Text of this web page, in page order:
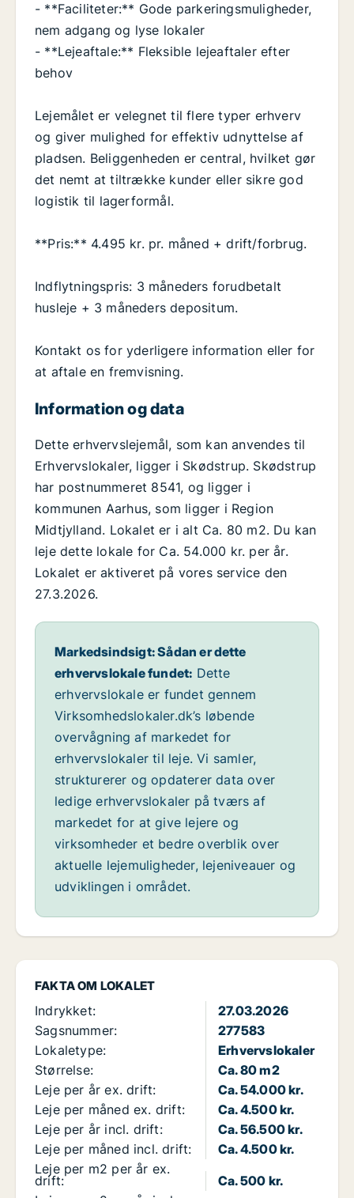
FAKTA OM LOKALET
Indrykket:
27.03.2026
Sagsnummer:
277583
Lokaletype:
Erhvervslokaler
Størrelse:
Ca. 80 m2
Leje per år ex. drift:
Ca. 54.000 kr.
Leje per måned ex. drift:
Ca. 4.500 kr.
Leje per år incl. drift:
Ca. 56.500 kr.
Leje per måned incl. drift:
Ca. 4.500 kr.
Leje per m2 per år ex.
drift:
Ca. 500 kr.
- **Faciliteter:** Gode parkeringsmuligheder,
nem adgang og lyse lokaler
- **Lejeaftale:** Fleksible lejeaftaler efter
behov
Lejemålet er velegnet til flere typer erhverv
og giver mulighed for effektiv udnyttelse af
pladsen. Beliggenheden er central, hvilket gør
det nemt at tiltrække kunder eller sikre god
logistik til lagerformål.
**Pris:** 4.495 kr. pr. måned + drift/forbrug.
Indflytningspris: 3 måneders forudbetalt
husleje + 3 måneders depositum.
Kontakt os for yderligere information eller for
at aftale en fremvisning.
Information og data
Dette erhvervslejemål, som kan anvendes til
Erhvervslokaler, ligger i Skødstrup. Skødstrup
har postnummeret 8541, og ligger i
kommunen Aarhus, som ligger i Region
Midtjylland. Lokalet er i alt Ca. 80 m2. Du kan
leje dette lokale for Ca. 54.000 kr. per år.
Lokalet er aktiveret på vores service den
27.3.2026.
Markedsindsigt: Sådan er dette
erhvervslokale fundet: Dette
erhvervslokale er fundet gennem
Virksomhedslokaler.dk’s løbende
overvågning af markedet for
erhvervslokaler til leje. Vi samler,
strukturerer og opdaterer data over
ledige erhvervslokaler på tværs af
markedet for at give lejere og
virksomheder et bedre overblik over
aktuelle lejemuligheder, lejeniveauer og
udviklingen i området.